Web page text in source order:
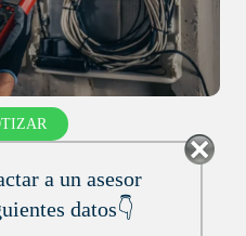
a un asesor
datos👇